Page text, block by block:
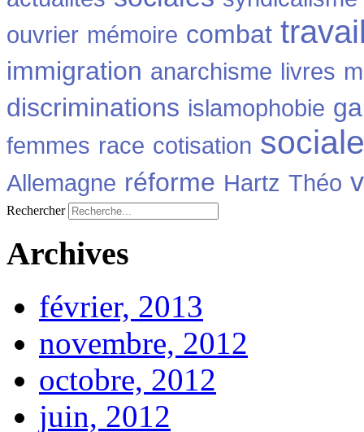
ouvrier mémoire combat
immigration anarchisme livres
discriminations islamophobie
femmes race cotisation sociale
Allemagne réforme Hartz Théo
Rechercher
Archives
février, 2013
novembre, 2012
octobre, 2012
juin, 2012